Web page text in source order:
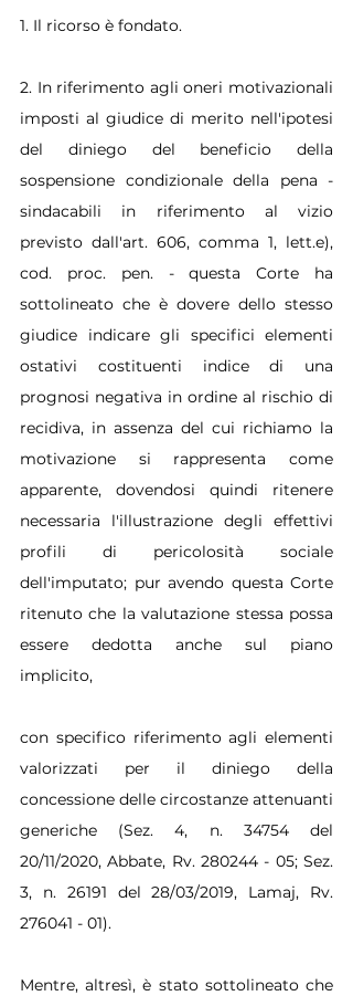
1. Il ricorso è fondato.
2. In riferimento agli oneri motivazionali
imposti al giudice di merito nell'ipotesi
del diniego del beneficio della
sospensione condizionale della pena -
sindacabili in riferimento al vizio
previsto dall'art. 606, comma 1, lett.e),
cod. proc. pen. - questa Corte ha
sottolineato che è dovere dello stesso
giudice indicare gli specifici elementi
ostativi costituenti indice di una
prognosi negativa in ordine al rischio di
recidiva, in assenza del cui richiamo la
motivazione si rappresenta come
apparente, dovendosi quindi ritenere
necessaria l'illustrazione degli effettivi
profili di pericolosità sociale
dell'imputato; pur avendo questa Corte
ritenuto che la valutazione stessa possa
essere dedotta anche sul piano
implicito,
con specifico riferimento agli elementi
valorizzati per il diniego della
concessione delle circostanze attenuanti
generiche (Sez. 4, n. 34754 del
20/11/2020, Abbate, Rv. 280244 - 05; Sez.
3, n. 26191 del 28/03/2019, Lamaj, Rv.
276041 - 01).
Mentre, altresì, è stato sottolineato che